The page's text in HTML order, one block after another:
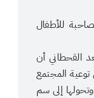
للأطفال
القحطاني أن
المجتمع
إلى سم